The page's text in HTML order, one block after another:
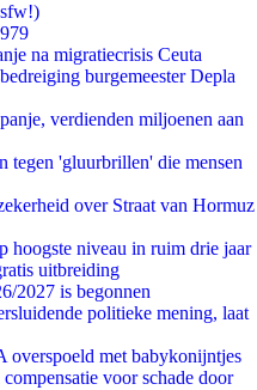
na migratiecrisis Ceuta
burgemeester Depla
verdienden miljoenen aan
'gluurbrillen' die mensen
over Straat van Hormuz
hoogste niveau in ruim drie jaar
uitbreiding
2027 is begonnen
politieke mening, laat
overspoeld met babykonijntjes
voor schade door